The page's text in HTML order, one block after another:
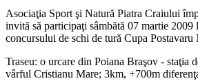
Asociaţia Sport şi Natură Piatra Craiului
invită să participaţi sâmbătă 07 martie 2009
concursului de schi de tură Cupa
Traseu: o urcare din Poiana Braşov - staţia
vârful Cristianu Mare; 3km, +700m